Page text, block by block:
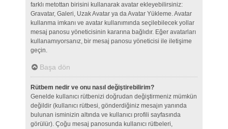
farklı metottan birisini kullanarak avatar ekleyebilirsiniz:
Gravatar, Galeri, Uzak Avatar ya da Avatar Yükleme. Avatar
kullanma imkanı ve avatar kullanımında seçilebilecek yollar
mesaj panosu yöneticisinin kararına bağlıdır. Eğer avatarları
kullanamıyorsanız, bir mesaj panosu yöneticisi ile iletişime
geçin.
Başa dön
Rütbem nedir ve onu nasıl değiştirebilirim?
Genelde kullanıcı rütbenizi doğrudan değiştirmeniz mümkün
değildir (kullanıcı rütbesi, gönderdiğiniz mesajın yanında
bulunan isminizin altında ve kullanıcı profili sayfasında
görülür). Çoğu mesaj panosunda kullanıcı rütbeleri,